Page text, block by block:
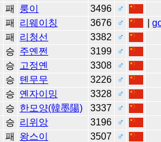
패 룽이 3496
♂
패 리웨이칭 3676 ♂ |
패 리청선 3382
♂
승 주옌쩐 3199
♂
승 고정옌 3308
♂
승 톈무무 3226
♂
승 옌자이밍 3328
♂
승 한모양(韓墨陽) 3337
♂
승 리위앙 3196
♂
패 왕스이 3507
♂